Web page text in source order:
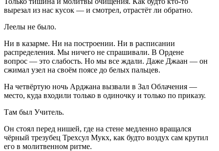
вырезал из нас кусок — и смотрел, отрастёт ли обратно.
Леелы не было.
Ни в казарме. Ни на построении. Ни в расписании
распределения. Мы ничего не спрашивали. В Ордене
вопрос — это слабость. Но мы все ждали. Даже Джаан — он
сжимал узел на своём поясе до белых пальцев.
На четвёртую ночь Арджана вызвали в Зал Облачения —
место, куда входили только в одиночку и только по приказу.
Там был Учитель.
Он стоял перед нишей, где на стене медленно вращался
чёрный трезубец Трехсул Мукх, как будто воздух сам крутил
его в молитвенном ритме.